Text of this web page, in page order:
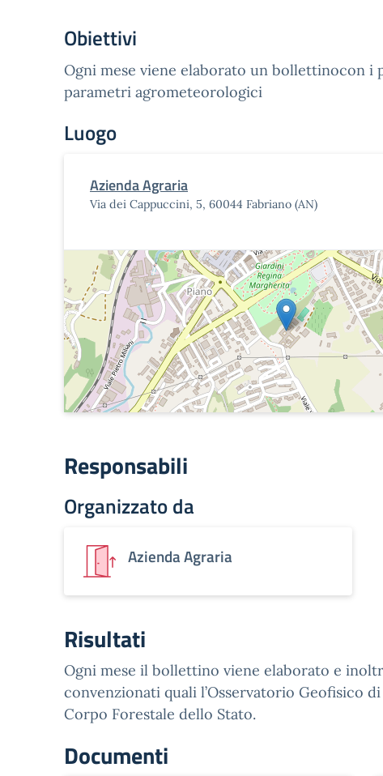
Obiettivi
Ogni mese viene elaborato un bollettinocon i
parametri agrometeorologici
Luogo
Azienda Agraria
Via dei Cappuccini, 5, 60044 Fabriano (AN)
Responsabili
Organizzato da
Azienda Agraria
Risultati
Ogni mese il bollettino viene elaborato e
convenzionati quali l’Osservatorio Geofisico
Corpo Forestale dello Stato.
Documenti